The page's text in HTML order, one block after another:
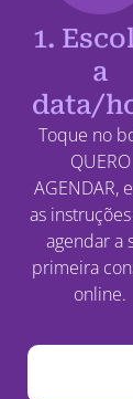
1.
a
data/
Toque no
QUERO
AGENDAR,
as
agendar a
primeira
online.